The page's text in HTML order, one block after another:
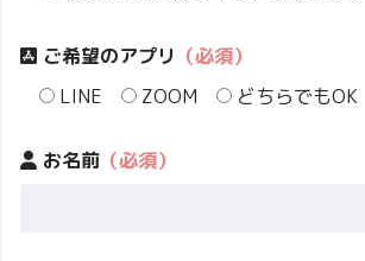
ご希望のアプリ （必須）
LINE
ZOOM どちらでもOK
お名前 （必須）